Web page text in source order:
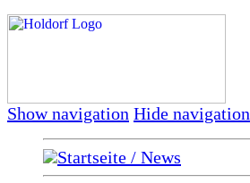
Show navigation Hide navigation
Startseite / News